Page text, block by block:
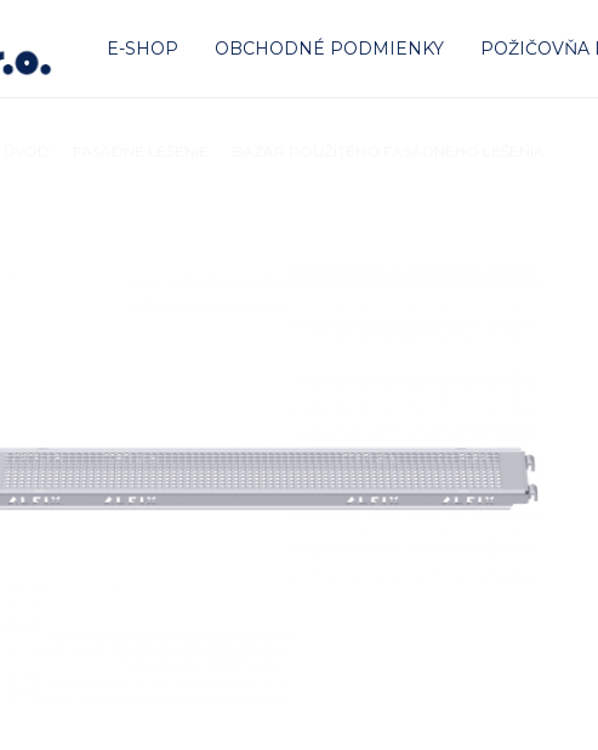
E-SHOP OBCHODNÉ PODMIENKY POŽIČOVŇA